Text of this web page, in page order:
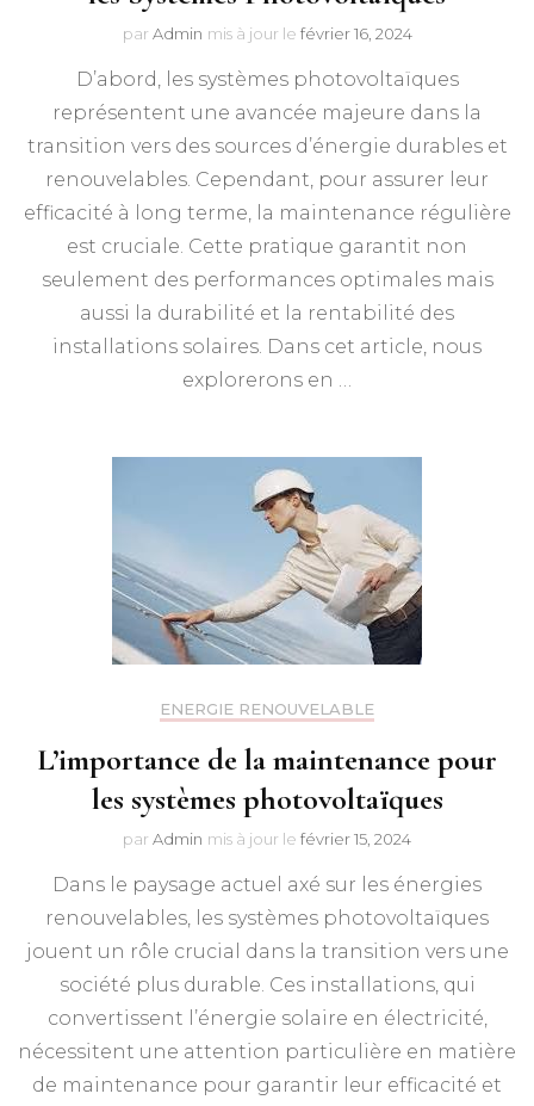
par Admin mis à jour le février 16, 2024
D’abord, les systèmes photovoltaïques
représentent une avancée majeure dans la
transition vers des sources d’énergie durables et
renouvelables. Cependant, pour assurer leur
efficacité à long terme, la maintenance régulière
est cruciale. Cette pratique garantit non
seulement des performances optimales mais
aussi la durabilité et la rentabilité des
installations solaires. Dans cet article, nous
explorerons en …
ENERGIE RENOUVELABLE
L’importance de la maintenance pour
les systèmes photovoltaïques
par Admin mis à jour le février 15, 2024
Dans le paysage actuel axé sur les énergies
renouvelables, les systèmes photovoltaïques
jouent un rôle crucial dans la transition vers une
société plus durable. Ces installations, qui
convertissent l’énergie solaire en électricité,
nécessitent une attention particulière en matière
de maintenance pour garantir leur efficacité et